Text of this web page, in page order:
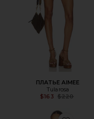
ПЛАТЬЕ AIMEE
Tularosa
$163 Previous price:
$220